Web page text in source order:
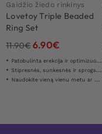
Gaidžio žiedo rinkinys
Lovetoy Triple Beaded
Ring Set
11.90€6.90€
Patobulinta erekcija ir optimizuota ištvermė
Stipresnės, sunkesnės ir sprogstamesnės erekcijos
Naudokite vieną vienu metu ar visa